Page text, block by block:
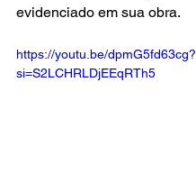
evidenciado em sua obra.
https://youtu.be/dpmG5fd63cg?
si=S2LCHRLDjEEqRTh5